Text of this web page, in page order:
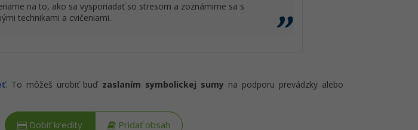
na to, ako sa vysporiadať so stresom a zoznámime sa s
technikami a cvičeniami.
. To môžeš urobiť buď zaslaním symbolickej sumy na podporu prevádzky alebo
Dobiť kredity Pridať obsah